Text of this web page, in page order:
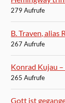
279 Aufrufe
B. Traven, alias
267 Aufrufe
Konrad Kujau
265 Aufrufe
Gott ist